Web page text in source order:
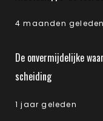
4 maanden geleden
De onvermijdelijke
scheiding
1 jaar geleden